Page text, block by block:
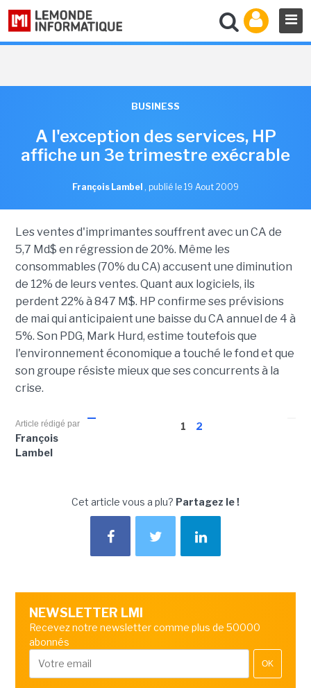
BUSINESS
A l'exception des services, HP
affiche un 3e trimestre exécrable
François Lambel , publié le 19 Aout 2009
Les ventes d'imprimantes souffrent avec un CA de
5,7 Md$ en régression de 20%. Même les
consommables (70% du CA) accusent une diminution
de 12% de leurs ventes. Quant aux logiciels, ils
perdent 22% à 847 M$. HP confirme ses prévisions
de mai qui anticipaient une baisse du CA annuel de 4 à
5%. Son PDG, Mark Hurd, estime toutefois que
l'environnement économique a touché le fond et que
son groupe résiste mieux que ses concurrents à la
crise.
1 2
Article rédigé par
François
Lambel
Cet article vous a plu? Partagez le !
NEWSLETTER LMI
Recevez notre newsletter comme plus de 50000
abonnés
OK